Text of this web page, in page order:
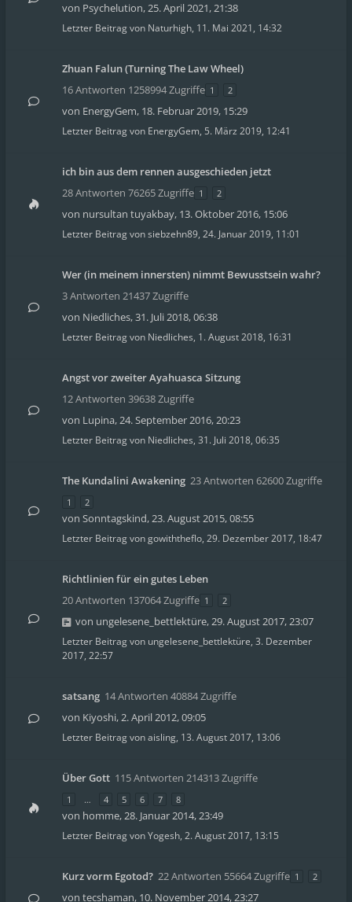
von Psychelution,25. April 2021, 21:38
Letzter Beitrag von Naturhigh, 11. Mai 2021, 14:32
Zhuan Falun (Turning The Law Wheel)
16 Antworten 1258994 Zugriffe 1 2
von EnergyGem, 18. Februar 2019, 15:29
Letzter Beitrag von EnergyGem, 5. März 2019, 12:41
ich bin aus dem rennen ausgeschieden jetzt
28 Antworten 76265 Zugriffe 1 2
von nursultan tuyakbay, 13. Oktober 2016, 15:06
Letzter Beitrag vonsiebzehn89, 24. Januar 2019, 11:01
Wer (in meinem innersten) nimmt Bewusstsein wahr?
3 Antworten 21437 Zugriffe
von Niedliches,31. Juli 2018, 06:38
Letzter Beitrag von Niedliches, 1. August 2018, 16:31
Angst vor zweiter Ayahuasca Sitzung
12 Antworten 39638 Zugriffe
von Lupina,24. September 2016, 20:23
Letzter Beitrag von Niedliches, 31. Juli 2018, 06:35
The Kundalini Awakening 23 Antworten 62600 Zugriffe
1 2
von Sonntagskind,23. August 2015, 08:55
Letzter Beitrag vongowiththeflo, 29. Dezember 2017, 18:47
Richtlinien für ein gutes Leben
20 Antworten 137064 Zugriffe 1 2
von ungelesene_bettlektüre,29. August 2017, 23:07
Letzter Beitrag von ungelesene_bettlektüre, 3. Dezember
2017, 22:57
satsang 14 Antworten 40884 Zugriffe
von Kiyoshi,2. April 2012, 09:05
Letzter Beitrag vonaisling, 13. August 2017, 13:06
Über Gott 115 Antworten 214313 Zugriffe
1 … 4 5 6 7 8
von homme,28. Januar 2014, 23:49
Letzter Beitrag vonYogesh, 2. August 2017, 13:15
Kurz vorm Egotod? 22 Antworten 55664 Zugriffe 1 2
von tecshaman, 10. November 2014, 23:27